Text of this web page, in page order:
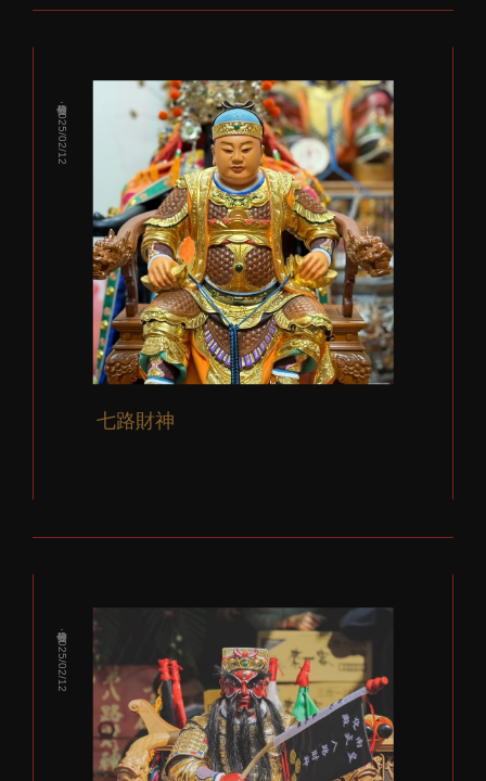
七路財神
發佈：2025/02/12
發佈：2025/02/12